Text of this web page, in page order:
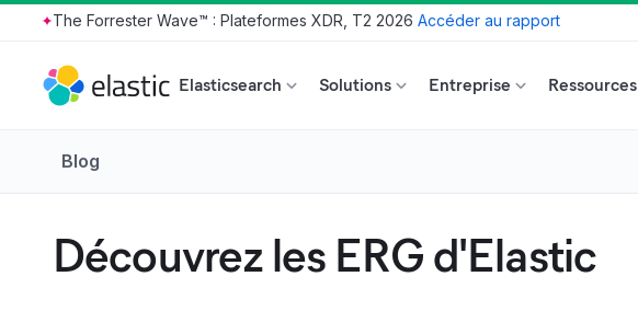
Skip to main content
The Forrester Wave™ : Plateformes XDR, T2 2026 Accéder au rapport
Elasticsearch Solutions Entreprise Ressources
Blog
Découvrez les ERG d'Elastic